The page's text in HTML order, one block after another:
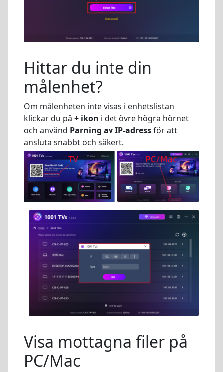
Hittar du inte din
målenhet?
Om målenheten inte visas i enhetslistan
klickar du på + ikon i det övre högra hörnet
och använd Parning av IP-adressför att
ansluta snabbt och säkert.
Visa mottagna filer på
PC/Mac